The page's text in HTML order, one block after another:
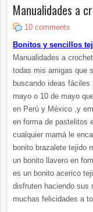
Manualidades a
10 comments
Bonitos y sencillos
Manualidades a
todas mis amigas que
buscando ideas fáciles
mayo o 10 de mayo
en Perú y México ,y
en forma de pastelitos
cualquier mamá le
bonito brazalete tejido
un bonito llavero en
es un bonito acerico
disfruten haciendo sus
muchas felicidades a